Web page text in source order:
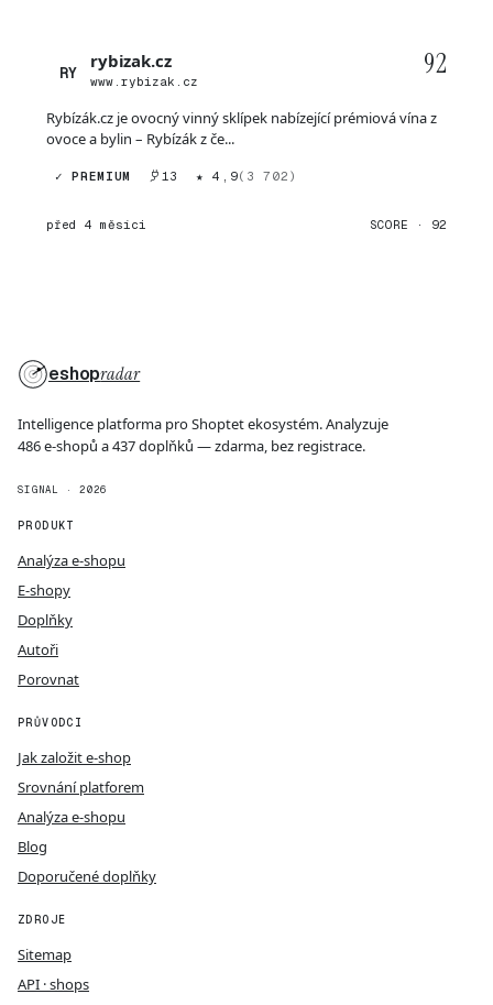
RY
rybizak.cz
www.rybizak.cz
92
Rybízák.cz je ovocný vinný sklípek nabízející prémiová vína z
ovoce a bylin – Rybízák z če...
✓ PREMIUM 13 ★ 4,9(3 702)
před 4 měsíci SCORE · 92
eshopradar
Intelligence platforma pro Shoptet ekosystém. Analyzuje
486 e-shopů a 437 doplňků — zdarma, bez registrace.
SIGNAL · 2026
PRODUKT
Analýza e-shopu
E-shopy
Doplňky
Autoři
Porovnat
PRŮVODCI
Jak založit e-shop
Srovnání platforem
Analýza e-shopu
Blog
Doporučené doplňky
ZDROJE
Sitemap
API · shops